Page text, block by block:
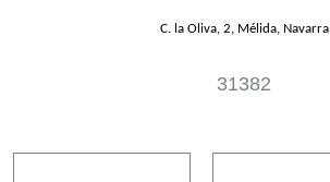
C. la Oliva, 2, Mélida, Navarra
31382